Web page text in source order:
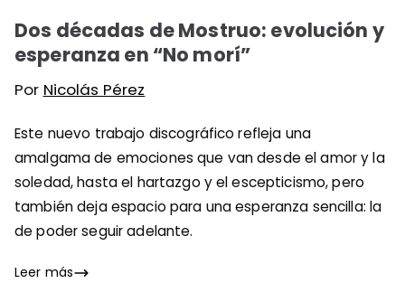
Dos décadas de Mostruo: evolución y
esperanza en “No morí”
Por Nicolás Pérez
Este nuevo trabajo discográfico refleja una
amalgama de emociones que van desde el amor y la
soledad, hasta el hartazgo y el escepticismo, pero
también deja espacio para una esperanza sencilla: la
de poder seguir adelante.
Leer más